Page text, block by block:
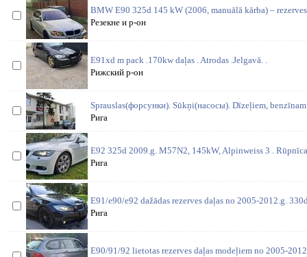
BMW E90 325d 145 kW (2006, manuālā kārba) –
Резекне и р-он
E91xd m pack .170kw daļas . Atrodas .Jelgavā. .
Рижский р-он
Sprauslas(форсунки). Sūkņi(насосы). Dīzeļiem,
Рига
E92 325d 2009.g. M57N2, 145kW, Alpinweiss 3 .
Рига
E91/e90/e92 dažādas rezerves daļas no 2005-2012.g.
Рига
E90/91/92 lietotas rezerves daļas modeļiem no 2005-